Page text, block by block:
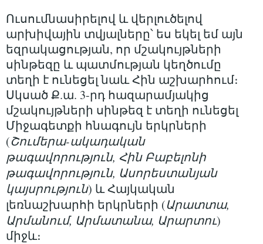
Ուսումնասիրելով և վերլուծելով
արխիվային տվյալները՝ ես եկել եմ այն
եզրակացության, որ մշակույթների
սինթեզը և պատմության կեղծումը
տեղի է ունեցել նաև Հին աշխարհում։
Սկսած Ք.ա. 3-րդ հազարամյակից
մշակույթների սինթեզ է տեղի ունեցել
Միջագետքի հնագույն երկրների
(Շումերա-ակադական
թագավորություն, Հին Բաբելոնի
թագավորություն, Ասորեստանյան
կայսրություն) և Հայկական
լեռնաշխարհի երկրների (Արատտա,
Արմանում, Արմատանա, Արարտու)
միջև։